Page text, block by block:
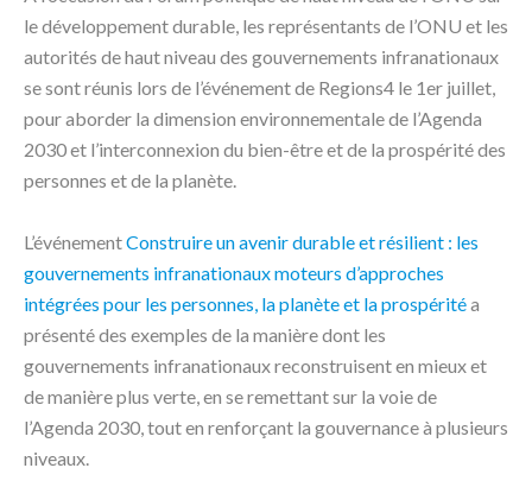
le développement durable, les représentants de l’ONU et les
autorités de haut niveau des gouvernements infranationaux
se sont réunis lors de l’événement de Regions4 le 1er juillet,
pour aborder la dimension environnementale de l’Agenda
2030 et l’interconnexion du bien-être et de la prospérité des
personnes et de la planète.
L’événementConstruire un avenir durable et résilient : les
gouvernements infranationaux moteurs d’approches
intégrées pour les personnes, la planète et la prospéritéa
présenté des exemples de la manière dont les
gouvernements infranationaux reconstruisent en mieux et
de manière plus verte, en se remettant sur la voie de
l’Agenda 2030, tout en renforçant la gouvernance à plusieurs
niveaux.